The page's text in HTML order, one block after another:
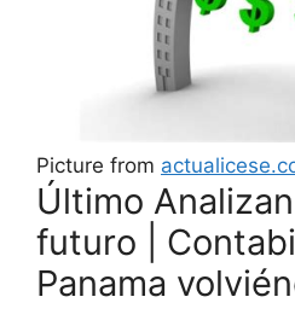
Picture from
Último
futuro |
Panama